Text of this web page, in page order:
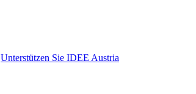
Unterstützen Sie IDEE Austria